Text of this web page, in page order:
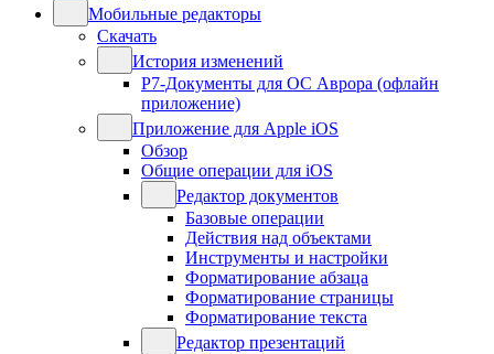
Мобильные редакторы
Скачать
История изменений
Р7-Документы для ОС Аврора (офлайн
приложение)
Приложение для Apple iOS
Обзор
Общие операции для iOS
Редактор документов
Базовые операции
Действия над объектами
Инструменты и настройки
Форматирование абзаца
Форматирование страницы
Форматирование текста
Редактор презентаций